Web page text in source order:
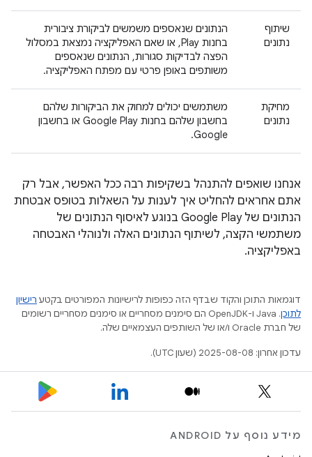
שיתוף
נתונים
הנתונים שנאספים משמשים לביקורת ציבורית
בחנות Play, או שאם האפליקציה נמצאת במסלול
הפצה לבדיקות סגורות, הנתונים שנאספים
משותפים באופן פרטי עם מפתח האפליקציה.
מחיקת
נתונים
משתמשים יכולים למחוק את הביקורות שלהם
בחשבון שלהם בחנות Google Play או בחשבון
Google.
אנחנו שואפים להתנהל בשקיפות רבה ככל האפשר, אבל רק
אתם אחראים להחליט איך לענות על השאלות בטופס אבטחת
הנתונים של Google Play בנוגע לאיסוף הנתונים של
משתמשי הקצה, לשיתוף הנתונים האלה ולנוהלי האבטחה
באפליקציה.
דוגמאות התוכן והקוד שבדף הזה כפופות לרישיונות המפורטים בקטע רישיון
לתוכן
.‏ Java ו-OpenJDK הם סימנים מסחריים או סימנים מסחריים רשומים
של חברת Oracle ו/או של השותפים העצמאיים שלה.
עדכון אחרון: 2025-08-08 (שעון UTC).
מידע נוסף על ANDROID